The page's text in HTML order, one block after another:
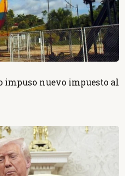
impuso nuevo impuesto al